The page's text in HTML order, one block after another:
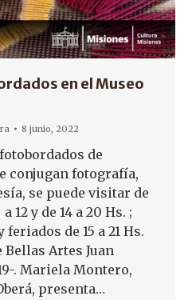
en el Museo
8 junio, 2022
de
conjugan fotografía,
se puede visitar de
12 y de 14 a 20 Hs. ;
de 15 a 21 Hs.
Artes Juan
. Mariela Montero,
presenta…